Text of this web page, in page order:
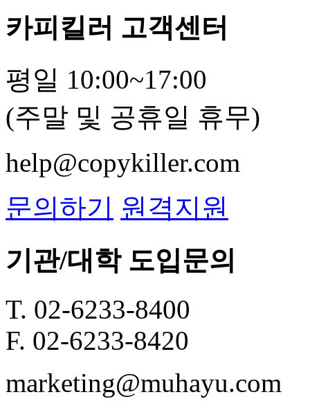
카피킬러 고객센터
평일 10:00~17:00
(주말 및 공휴일 휴무)
help@copykiller.com
문의하기 원격지원
기관/대학 도입문의
T. 02-6233-8400
F. 02-6233-8420
marketing@muhayu.com